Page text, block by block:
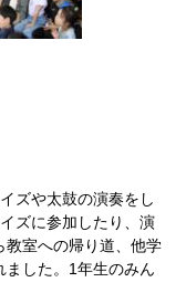
ズや太鼓の演奏をし
ズに参加したり、演
教室への帰り道、他学
した。1年生のみん